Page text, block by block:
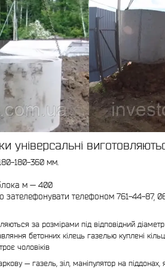
універсальні
180-360 мм.
м — 400
зателефонувати телефоном 761-44-87,
за розмірами під відповідний
бетонних кілець газелью куплені
чоловіків
— газель, зіл, маніпулятор на